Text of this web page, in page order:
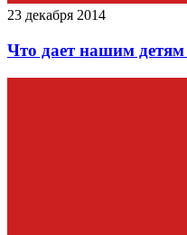
23 декабря 2014
Что дает нашим детям